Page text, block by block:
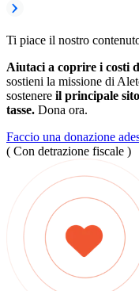
Ti piace il nostro
Aiutaci a coprire i costi
sostieni la missione di
sostenere il principale
tasse. Dona ora.
Faccio una donazione
( Con detrazione fiscale )